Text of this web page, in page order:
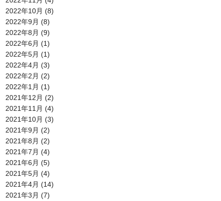
2022年10月 (8)
2022年9月 (8)
2022年8月 (9)
2022年6月 (1)
2022年5月 (1)
2022年4月 (3)
2022年2月 (2)
2022年1月 (1)
2021年12月 (2)
2021年11月 (4)
2021年10月 (3)
2021年9月 (2)
2021年8月 (2)
2021年7月 (4)
2021年6月 (5)
2021年5月 (4)
2021年4月 (14)
2021年3月 (7)